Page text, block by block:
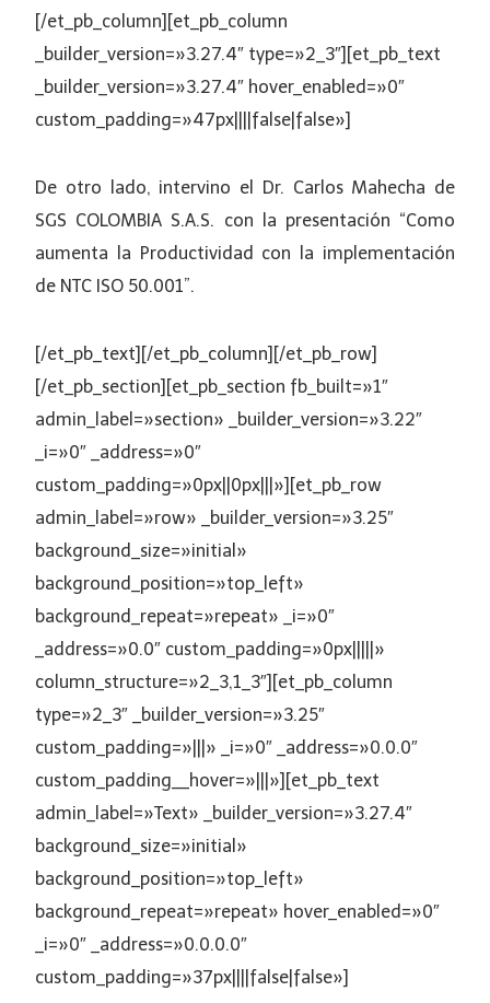
[/et_pb_column][et_pb_column
_builder_version=»3.27.4″ type=»2_3″][et_pb_text
_builder_version=»3.27.4″ hover_enabled=»0″
custom_padding=»47px||||false|false»]
De otro lado, intervino el Dr. Carlos Mahecha de
SGS COLOMBIA S.A.S. con la presentación “Como
aumenta la Productividad con la implementación
de NTC ISO 50.001”.
[/et_pb_text][/et_pb_column][/et_pb_row]
[/et_pb_section][et_pb_section fb_built=»1″
admin_label=»section» _builder_version=»3.22″
_i=»0″ _address=»0″
custom_padding=»0px||0px|||»][et_pb_row
admin_label=»row» _builder_version=»3.25″
background_size=»initial»
background_position=»top_left»
background_repeat=»repeat» _i=»0″
_address=»0.0″ custom_padding=»0px|||||»
column_structure=»2_3,1_3″][et_pb_column
type=»2_3″ _builder_version=»3.25″
custom_padding=»|||» _i=»0″ _address=»0.0.0″
custom_padding__hover=»|||»][et_pb_text
admin_label=»Text» _builder_version=»3.27.4″
background_size=»initial»
background_position=»top_left»
background_repeat=»repeat» hover_enabled=»0″
_i=»0″ _address=»0.0.0.0″
custom_padding=»37px||||false|false»]